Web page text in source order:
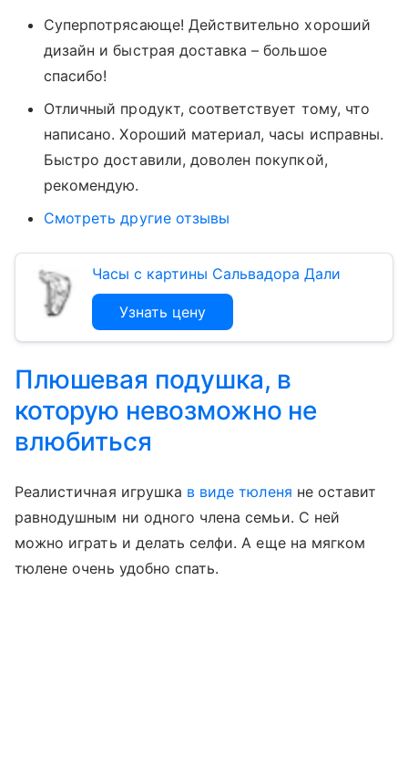
Суперпотрясающе! Действительно хороший
дизайн и быстрая доставка – большое
спасибо!
Отличный продукт, соответствует тому, что
написано. Хороший материал, часы исправны.
Быстро доставили, доволен покупкой,
рекомендую.
Смотреть другие отзывы
Часы с картины Сальвадора Дали
Узнать цену
Плюшевая подушка, в
которую невозможно не
влюбиться
Реалистичная игрушка в виде тюленя не оставит
равнодушным ни одного члена семьи. С ней
можно играть и делать селфи. А еще на мягком
тюлене очень удобно спать.